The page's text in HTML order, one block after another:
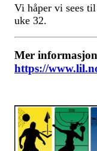
Vi håper vi sees
uke 32.
Mer
https://